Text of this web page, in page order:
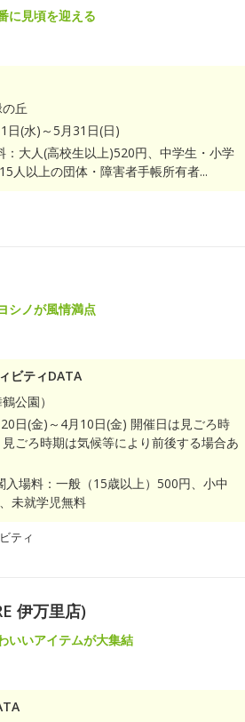
に見頃を迎える
丘
日(水)～5月31日(日)
：大人(高校生以上)520円、中学生・小学
人以上の団体・障害者手帳所有者...
シノが風情満点
ビティDATA
公園）
日(金)～4月10日(金) 開催日は見ごろ時
ごろ時期は気候等により前後する場合あ
入場料：一般（15歳以上）500円、小中
未就学児無料
ティ
伊万里店)
いいアイテムが大集結